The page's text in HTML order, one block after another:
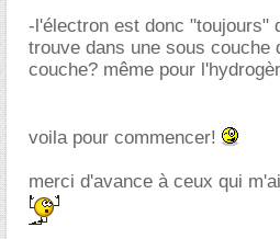
-l'électron est donc "toujours"
trouve dans une sous couche
couche? même pour
voila pour commencer!
merci d'avance à ceux qui